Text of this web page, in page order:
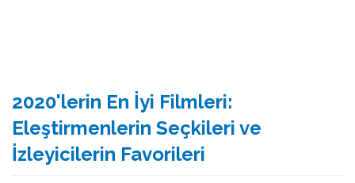
2020'lerin En İyi Filmleri:
Eleştirmenlerin Seçkileri ve
İzleyicilerin Favorileri